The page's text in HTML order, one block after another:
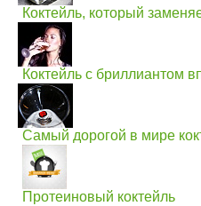
Коктейль, который
Коктейль с бриллиантом
Самый дорогой в мире
Протеиновый коктейль